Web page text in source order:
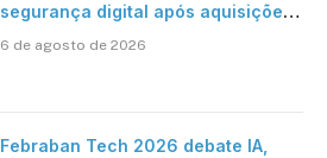
segurança digital após aquisições
6 de agosto de 2026
Febraban Tech 2026 debate IA,